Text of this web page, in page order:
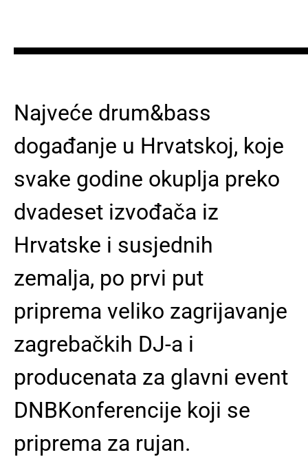
Najveće drum&bass
događanje u Hrvatskoj, koje
svake godine okuplja preko
dvadeset izvođača iz
Hrvatske i susjednih
zemalja, po prvi put
priprema veliko zagrijavanje
zagrebačkih DJ-a i
producenata za glavni event
DNBKonferencije koji se
priprema za rujan.